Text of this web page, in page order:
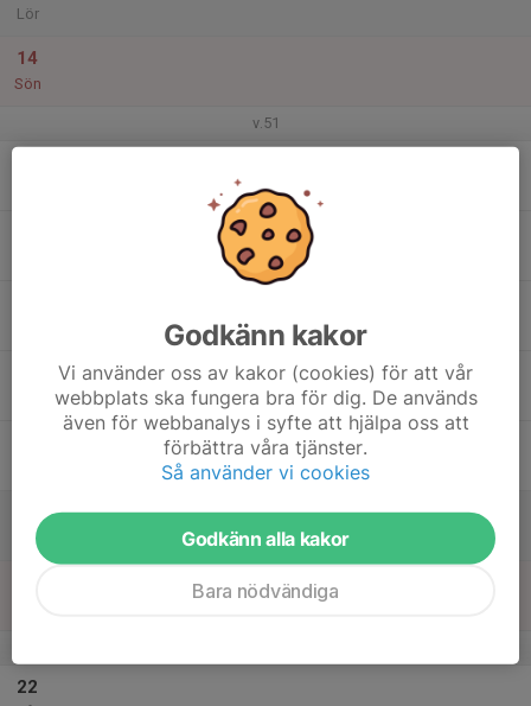
Lör
14
Sön
v.51
Lör
22
Godkänn kakor
Vi använder oss av kakor (cookies) för att vår
webbplats ska fungera bra för dig. De används
även för webbanalys i syfte att hjälpa oss att
förbättra våra tjänster.
Så använder vi cookies
Godkänn alla kakor
Bara nödvändiga